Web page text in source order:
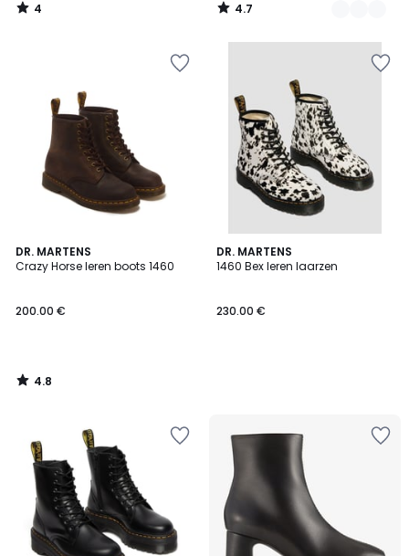
4
/
4.7
/
DR. MARTENS
Crazy Horse leren boots 1460
200.00 €
4.8
/ 5
4.8
/
DR. MARTENS
1460 Bex leren laarzen
230.00 €